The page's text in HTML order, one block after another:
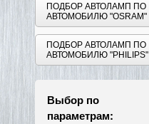
ПОДБОР АВТОЛАМП ПО
АВТОМОБИЛЮ "OSRAM"
ПОДБОР АВТОЛАМП ПО
АВТОМОБИЛЮ "PHILIPS"
Выбор по
параметрам: